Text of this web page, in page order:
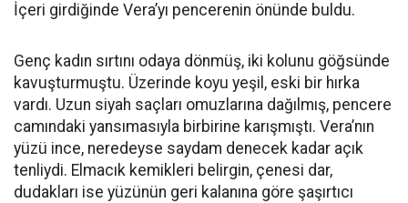
İçeri girdiğinde Vera’yı pencerenin önünde buldu.
Genç kadın sırtını odaya dönmüş, iki kolunu göğsünde
kavuşturmuştu. Üzerinde koyu yeşil, eski bir hırka
vardı. Uzun siyah saçları omuzlarına dağılmış, pencere
camındaki yansımasıyla birbirine karışmıştı. Vera’nın
yüzü ince, neredeyse saydam denecek kadar açık
tenliydi. Elmacık kemikleri belirgin, çenesi dar,
dudakları ise yüzünün geri kalanına göre şaşırtıcı